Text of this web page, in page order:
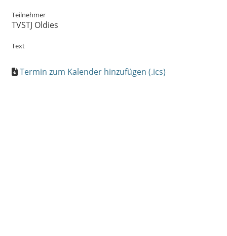
Teilnehmer
TVSTJ Oldies
Text
Termin zum Kalender hinzufügen (.ics)